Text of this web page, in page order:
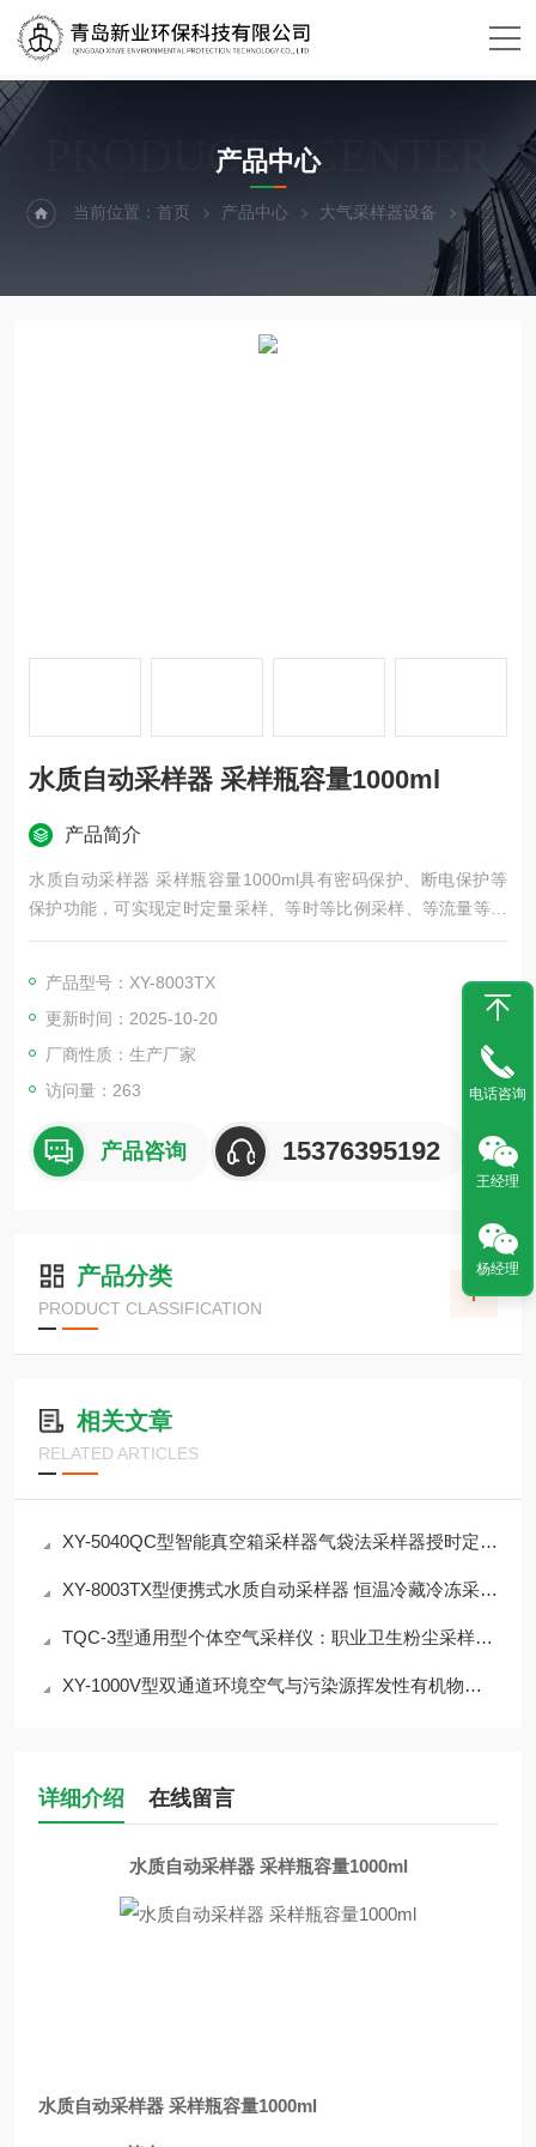
PRODUCTS CENTER
产品中心
当前位置：首页 产品中心 大气采样器设备 采样器
水质自动采样器 采样瓶容量1000ml
产品简介
水质自动采样器 采样瓶容量1000ml具有密码保护、断电保护等
保护功能，可实现定时定量采样、等时等比例采样、等流量等比
例采样、手动控制采样、外控采样、 串口控制采样等多种方式采
产品型号：XY-8003TX
更新时间：2025-10-20
厂商性质：生产厂家
访问量：263
产品咨询 15376395192
产品分类
PRODUCT CLASSIFICATION
相关文章
RELATED ARTICLES
XY-5040QC型智能真空箱采样器气袋法采样器授时定位 防篡改
XY-8003TX型便携式水质自动采样器 恒温冷藏冷冻采样器 介绍
TQC-3型通用型个体空气采样仪：职业卫生粉尘采样专用设备
XY-1000V型双通道环境空气与污染源挥发性有机物便携采样设备综合说明
详细介绍 在线留言
水质自动采样器 采样瓶容量1000ml
水质自动采样器 采样瓶容量1000ml
电话咨询
王经理
杨经理